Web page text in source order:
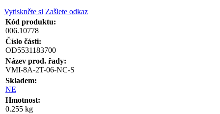
Vytiskněte si Zašlete odkaz
Kód produktu:
006.10778
Číslo části:
OD5531183700
Název prod. řady:
VMI-8A-2T-06-NC-S
Skladem:
NE
Hmotnost:
0.255 kg